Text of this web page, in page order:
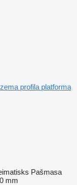
profila platforma
Pašmasa
mm